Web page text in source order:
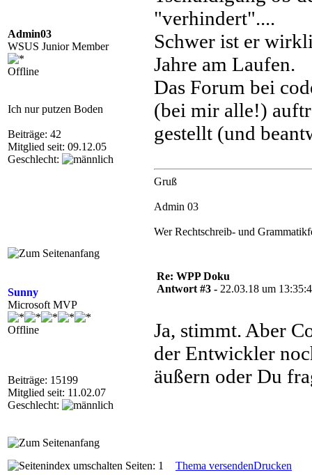
Admin03
WSUS Junior Member
Offline
Ich nur putzen Boden
Beiträge: 42
Mitglied seit: 09.12.05
Geschlecht:
"verhindert"....
Schwer ist er
Jahre am Laufen.
Das Forum bei
(bei mir alle!)
gestellt (und
Gruß
Admin 03
Wer Rechtschreib- und
Sunny
Microsoft MVP
Offline
Beiträge: 15199
Mitglied seit: 11.02.07
Geschlecht:
Re: WPP Doku
Antwort #3 - 22.03.18 um
Ja, stimmt. Aber
der Entwickler
äußern oder Du
Seiten: 1 Thema versendenDrucken